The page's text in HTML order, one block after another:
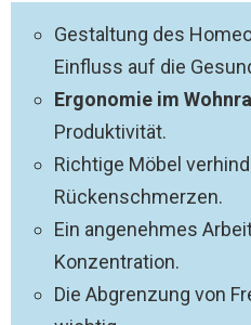
Gestaltung des
Einfluss auf die
Ergonomie im
Produktivität.
Richtige Möbel
Rückenschmerzen.
Ein angenehmes
Konzentration.
Die Abgrenzung von